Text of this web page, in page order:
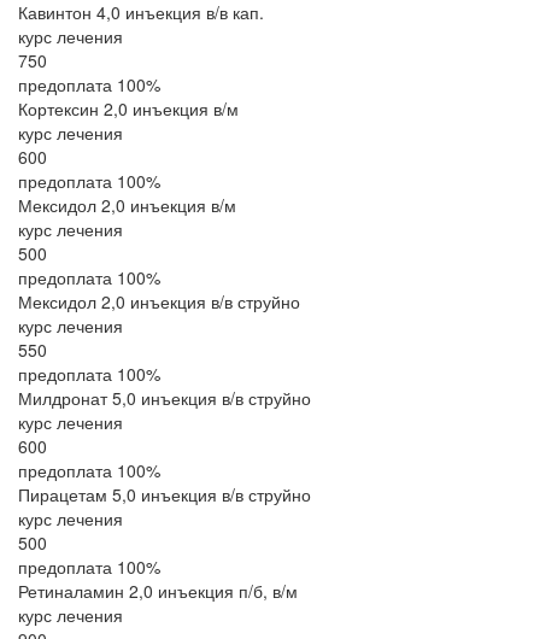
Кавинтон 4,0 инъекция в/в кап.
курс лечения
750
предоплата 100%
Кортексин 2,0 инъекция в/м
курс лечения
600
предоплата 100%
Мексидол 2,0 инъекция в/м
курс лечения
500
предоплата 100%
Мексидол 2,0 инъекция в/в струйно
курс лечения
550
предоплата 100%
Милдронат 5,0 инъекция в/в струйно
курс лечения
600
предоплата 100%
Пирацетам 5,0 инъекция в/в струйно
курс лечения
500
предоплата 100%
Ретиналамин 2,0 инъекция п/б, в/м
курс лечения